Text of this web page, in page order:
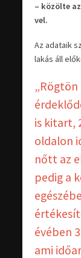
– közölte
vel.
Az adataik
lakás áll
is kitart,
oldalon
nőtt az
pedig a
évében
ami